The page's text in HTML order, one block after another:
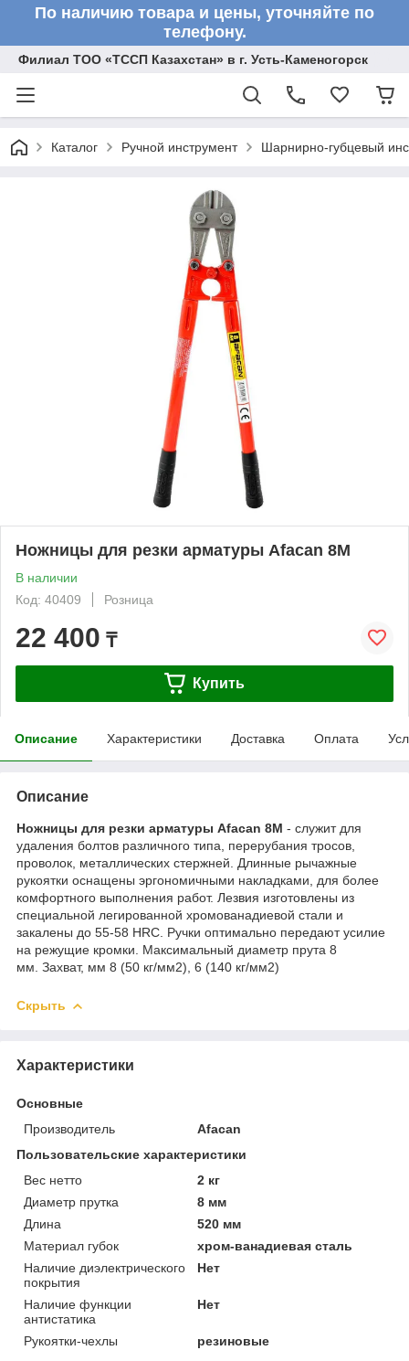
По наличию товара и цены, уточняйте по
телефону.
Филиал ТОО «ТССП Казахстан» в г. Усть-Каменогорск
Каталог Ручной инструмент Шарнирно-губцевый
Ножницы для резки арматуры Afacan 8M
В наличии
Код: 40409
Розница
22 400 ₸
Купить
Описание Характеристики Доставка Оплата
Описание
Ножницы для резки арматуры Afacan 8M - служит для
удаления болтов различного типа, перерубания тросов,
проволок, металлических стержней. Длинные рычажные
рукоятки оснащены эргономичными накладками, для более
комфортного выполнения работ. Лезвия изготовлены из
специальной легированной хромованадиевой стали и
закалены до 55-58 HRC. Ручки оптимально передают усилие
на режущие кромки. Максимальный диаметр прута 8
мм. Захват, мм 8 (50 кг/мм2), 6 (140 кг/мм2)
Скрыть
Характеристики
Основные
Производитель
Afacan
Пользовательские характеристики
Вес нетто
2 кг
Диаметр прутка
8 мм
Длина
520 мм
Материал губок
хром-ванадиевая сталь
Наличие диэлектрического
покрытия
Нет
Наличие функции
антистатика
Нет
Рукоятки-чехлы резиновые